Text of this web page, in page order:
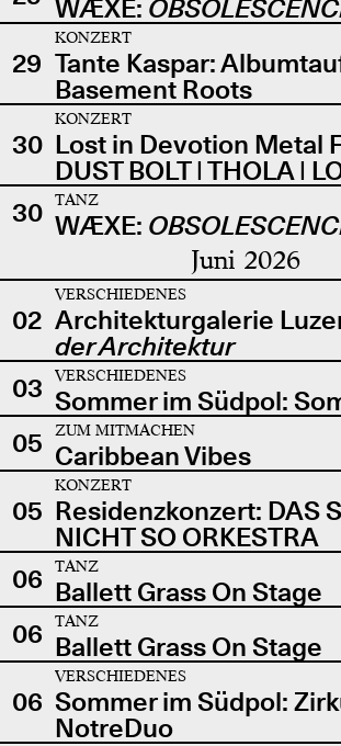
WÆXE:
29
KONZERT
Tante Kaspar:
Basement Roots
30
KONZERT
Lost in Devotion Metal
DUST BOLT | THOLA |
30
TANZ
WÆXE:
Juni 2026
02
VERSCHIEDENES
Architekturgalerie
der Architektur
03
VERSCHIEDENES
Sommer im Südpol:
05
ZUM MITMACHEN
Caribbean Vibes
05
KONZERT
Residenzkonzert: DAS
NICHT SO ORKESTRA
06
TANZ
Ballett Grass On Stage
06
TANZ
Ballett Grass On Stage
06
VERSCHIEDENES
Sommer im Südpol:
NotreDuo